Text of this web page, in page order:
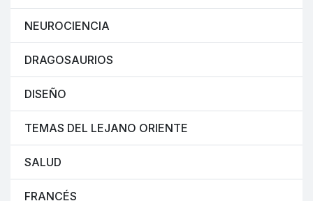
NEUROCIENCIA
DRAGOSAURIOS
DISEÑO
TEMAS DEL LEJANO ORIENTE
SALUD
FRANCÉS